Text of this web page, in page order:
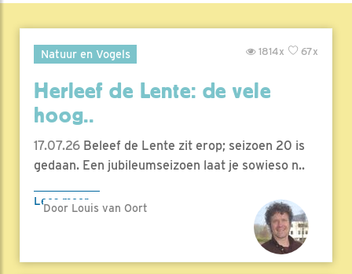
Natuur en Vogels 67x
1814x
Herleef de Lente: de vele
hoog..
17.07.26 Beleef de Lente zit erop; seizoen 20 is
gedaan. Een jubileumseizoen laat je sowieso n..
Lees meer
Door Louis van Oort